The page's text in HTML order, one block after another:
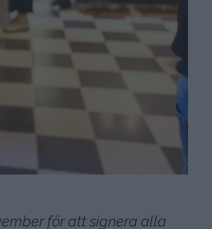
för att signera alla